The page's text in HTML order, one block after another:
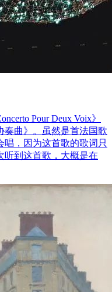
Pour Deux Voix》
奏曲》。虽然是首法国歌
，因为这首歌的歌词只
听到这首歌，大概是在